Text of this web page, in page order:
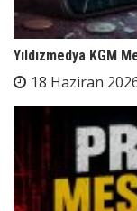
Yıldızmedya KGM
18 Haziran